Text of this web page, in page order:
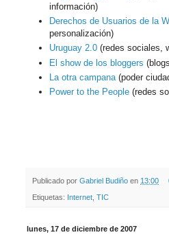
información)
Derechos de Usuarios de la
personalización)
Uruguay 2.0 (redes sociales,
El show de los bloggers
La otra campana (poder
Power to the People (redes
Publicado por Gabriel Budiño en 13:00
Etiquetas: Internet TIC
lunes, 17 de diciembre de 2007